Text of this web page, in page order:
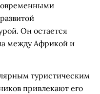
Он остается
между Африкой и
туристическим
привлекают его